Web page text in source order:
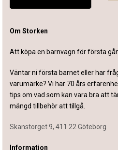
Om Storken
Att köpa en barnvagn för första
Väntar ni första barnet eller har
varumärke? Vi har 70 års
tips om vad som kan vara bra att
mängd tillbehör att tillgå.
Skanstorget 9, 411 22 Göteborg
Information